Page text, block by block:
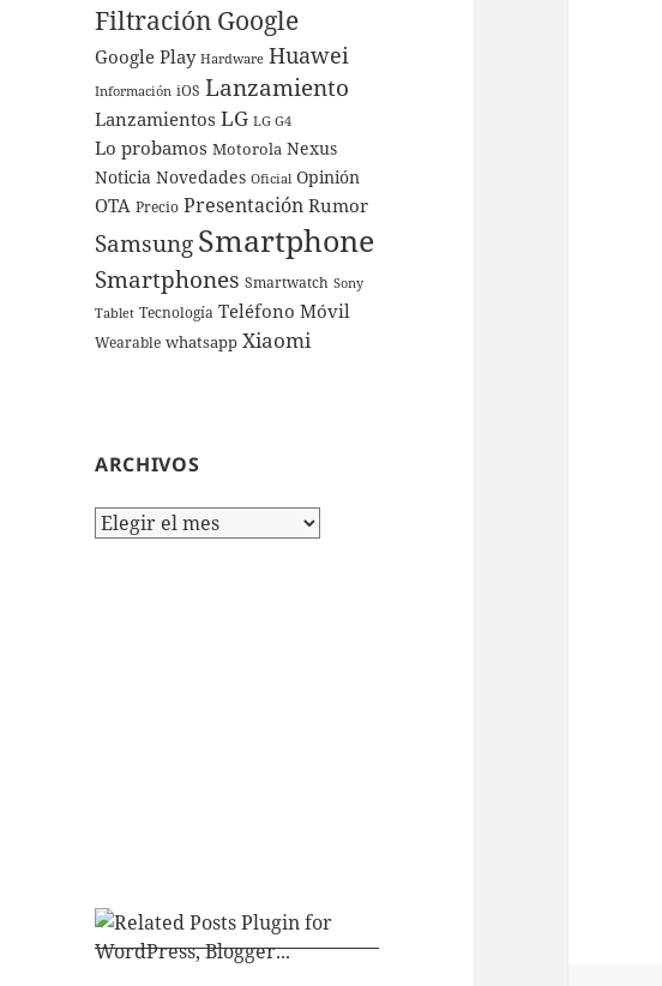
Filtración Google
Google Play Hardware Huawei
Información iOS Lanzamiento
Lanzamientos LG LG G4
Lo probamos Motorola Nexus
Noticia Novedades Oficial Opinión
OTA Precio Presentación Rumor
SamsungSmartphone
Smartphones Smartwatch Sony
Tablet Tecnología Teléfono Móvil
Wearable whatsapp Xiaomi
ARCHIVOS
Archivos